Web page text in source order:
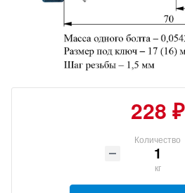
228 ₽
Количество
кг